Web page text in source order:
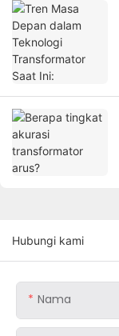
Hubungi kami
Nama